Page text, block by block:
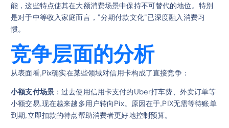
能，这些特点使其在大额消费场景中保持不可替代的地位。特别
是对于中等收入家庭而言，"分期付款文化"已深度融入消费习
惯。
竞争层面的分析
从表面看,Pix确实在某些领域对信用卡构成了直接竞争：
小额支付场景：过去使用信用卡支付的Uber打车费、外卖订单等
小额交易,现在越来越多用户转向Pix。原因在于,PIX无需等待账单
到期,立即扣款的特点帮助消费者更好地控制预算。